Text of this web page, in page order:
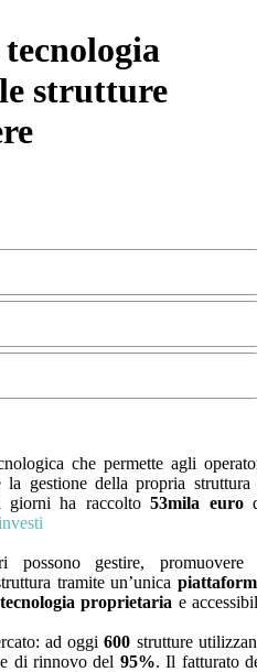
strutture
che permette agli
gestione della propria struttura
giorni ha raccolto53mila euro
possono gestire, promuovere
tramite un’unica
tecnologia proprietaria e
ad oggi600 strutture
di rinnovo del 95%. Il fatturato